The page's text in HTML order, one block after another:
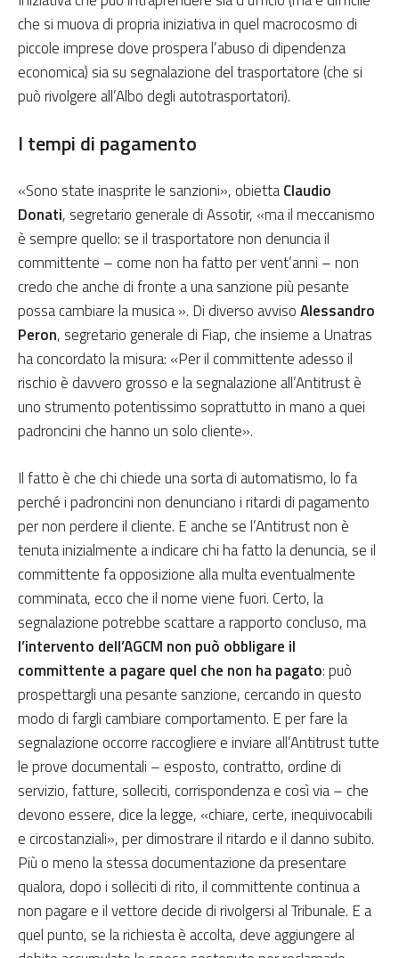
che si muova di propria iniziativa in quel macrocosmo di
piccole imprese dove prospera l’abuso di dipendenza
economica) sia su segnalazione del trasportatore (che si
può rivolgere all’Albo degli autotrasportatori).
I tempi di pagamento
«Sono state inasprite le sanzioni», obiettaClaudio
Donati, segretario generale di Assotir, «ma il meccanismo
è sempre quello: se il trasportatore non denuncia il
committente – come non ha fatto per vent’anni – non
credo che anche di fronte a una sanzione più pesante
possa cambiare la musica ». Di diverso avvisoAlessandro
Peron, segretario generale di Fiap, che insieme a Unatras
ha concordato la misura: «Per il committente adesso il
rischio è davvero grosso e la segnalazione all’Antitrust è
uno strumento potentissimo soprattutto in mano a quei
padroncini che hanno un solo cliente».
Il fatto è che chi chiede una sorta di automatismo, lo fa
perché i padroncini non denunciano i ritardi di pagamento
per non perdere il cliente. E anche se l’Antitrust non è
tenuta inizialmente a indicare chi ha fatto la denuncia, se il
committente fa opposizione alla multa eventualmente
comminata, ecco che il nome viene fuori. Certo, la
segnalazione potrebbe scattare a rapporto concluso, ma
l’intervento dell’AGCM non può obbligare il
committente a pagare quel che non ha pagato: può
prospettargli una pesante sanzione, cercando in questo
modo di fargli cambiare comportamento. E per fare la
segnalazione occorre raccogliere e inviare all’Antitrust tutte
le prove documentali – esposto, contratto, ordine di
servizio, fatture, solleciti, corrispondenza e così via – che
devono essere, dice la legge, «chiare, certe, inequivocabili
e circostanziali», per dimostrare il ritardo e il danno subito.
Più o meno la stessa documentazione da presentare
qualora, dopo i solleciti di rito, il committente continua a
non pagare e il vettore decide di rivolgersi al Tribunale. E a
quel punto, se la richiesta è accolta, deve aggiungere al